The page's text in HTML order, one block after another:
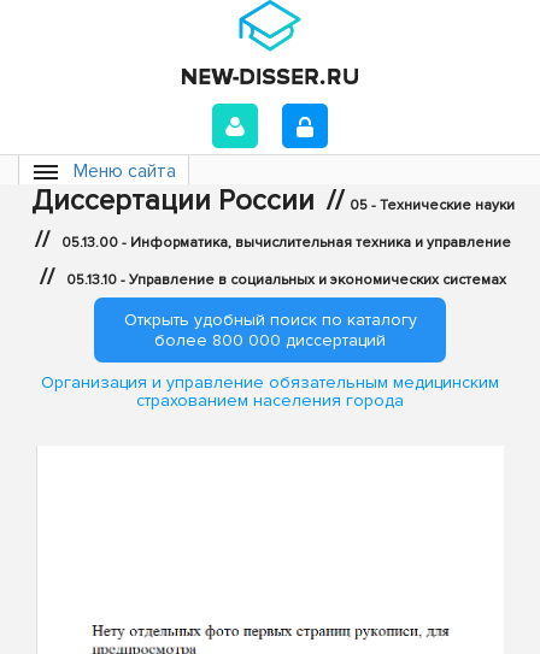
Меню сайта
Диссертации России // 05 - Технические науки
// 05.13.00 - Информатика, вычислительная техника и управление
// 05.13.10 - Управление в социальных и экономических системах
Открыть удобный поиск по каталогу
более 800 000 диссертаций
Организация и управление обязательным медицинским
страхованием населения города